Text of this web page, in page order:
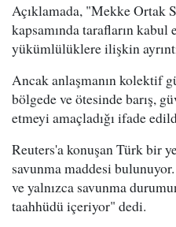
Açıklamada, "Mekke Ortak
kapsamında tarafların kabul
yükümlülüklere ilişkin
Ancak anlaşmanın kolektif
bölgede ve ötesinde barış,
etmeyi amaçladığı ifade
Reuters'a konuşan Türk bir
savunma maddesi
ve yalnızca savunma
taahhüdü içeriyor" dedi.